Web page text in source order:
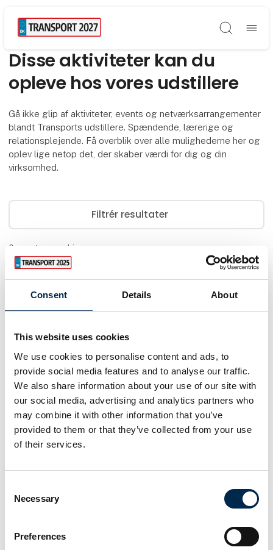
Consent Details About
This website uses cookies
We use cookies to personalise content and ads, to
provide social media features and to analyse our traffic.
We also share information about your use of our site with
our social media, advertising and analytics partners who
may combine it with other information that you’ve
provided to them or that they’ve collected from your use
of their services.
Selection
Necessary
Preferences
Søg
Disse aktiviteter kan du
opleve hos vores udstillere
Gå ikke glip af aktiviteter, events og netværksarrangementer
blandt Transports udstillere. Spændende, lærerige og
relationsplejende. Få overblik over alle mulighederne her og
oplev lige netop det, der skaber værdi for dig og din
virksomhed.
Filtrér resultater
0 events og webinarer
Ingen resultater fundet.
Transportmessen er en inspirerende fagmesse for alle med rødder i
transportbranchen. Nyt materiel, nye services og nye idéer er